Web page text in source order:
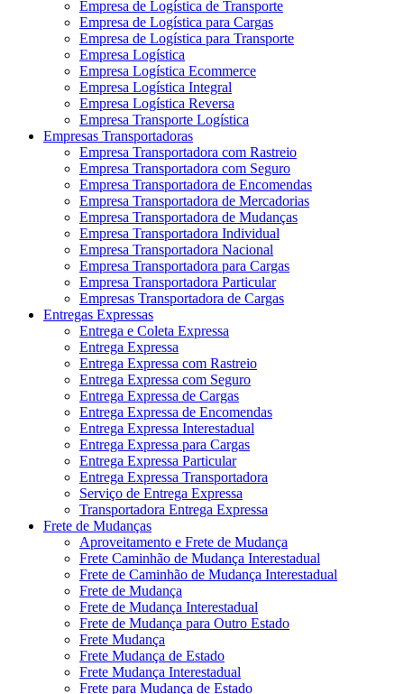
Empresa de Logística de Transporte
Empresa de Logística para Cargas
Empresa de Logística para Transporte
Empresa Logística
Empresa Logística Ecommerce
Empresa Logística Integral
Empresa Logística Reversa
Empresa Transporte Logística
Empresas Transportadoras
Empresa Transportadora com Rastreio
Empresa Transportadora com Seguro
Empresa Transportadora de Encomendas
Empresa Transportadora de Mercadorias
Empresa Transportadora de Mudanças
Empresa Transportadora Individual
Empresa Transportadora Nacional
Empresa Transportadora para Cargas
Empresa Transportadora Particular
Empresas Transportadora de Cargas
Entregas Expressas
Entrega e Coleta Expressa
Entrega Expressa
Entrega Expressa com Rastreio
Entrega Expressa com Seguro
Entrega Expressa de Cargas
Entrega Expressa de Encomendas
Entrega Expressa Interestadual
Entrega Expressa para Cargas
Entrega Expressa Particular
Entrega Expressa Transportadora
Serviço de Entrega Expressa
Transportadora Entrega Expressa
Frete de Mudanças
Aproveitamento e Frete de Mudança
Frete Caminhão de Mudança Interestadual
Frete de Caminhão de Mudança Interestadual
Frete de Mudança
Frete de Mudança Interestadual
Frete de Mudança para Outro Estado
Frete Mudança
Frete Mudança de Estado
Frete Mudança Interestadual
Frete para Mudança de Estado